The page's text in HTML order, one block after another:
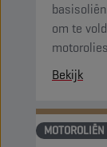
om te
Bekijk
MOTOROLIËN